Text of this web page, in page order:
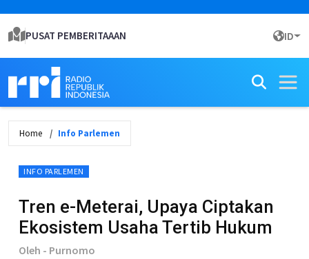
PUSAT PEMBERITAAAN ID
Home Info Parlemen
INFO PARLEMEN
Tren e-Meterai, Upaya Ciptakan
Ekosistem Usaha Tertib Hukum
Oleh - Purnomo